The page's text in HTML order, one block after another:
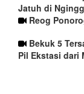
Jatuh di
Reog
Bekuk 5
Pil Ekstasi dari